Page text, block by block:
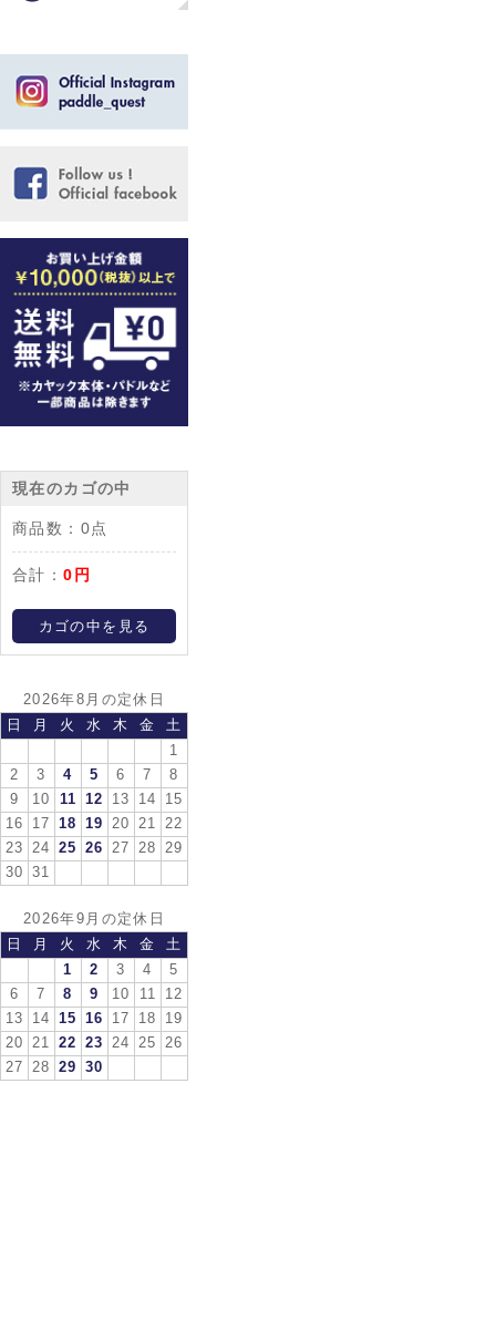
現在のカゴの中
商品数： 0点
合計：0円
カゴの中を見る
2026年8月の定休日
日
月 火 水 木 金
土
1
2
3 4 5 6 7
8
9
10 11 12 13 14
15
16
17 18 19 20 21
22
23
24 25 26 27 28
29
30
31
2026年9月の定休日
日
月 火 水 木 金
土
1
2 3 4
5
6
7 8 9 10 11
12
13
14 15 16 17 18
19
20
21 22 23 24 25
26
27
28 29 30